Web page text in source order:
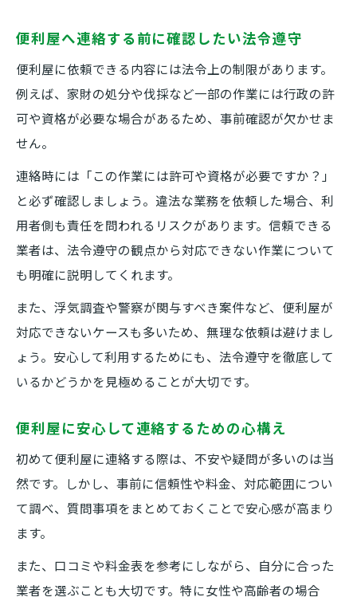
便利屋へ連絡する前に確認したい法令遵守
便利屋に依頼できる内容には法令上の制限があります。
例えば、家財の処分や伐採など一部の作業には行政の許
可や資格が必要な場合があるため、事前確認が欠かせま
せん。
連絡時には「この作業には許可や資格が必要ですか？」
と必ず確認しましょう。違法な業務を依頼した場合、利
用者側も責任を問われるリスクがあります。信頼できる
業者は、法令遵守の観点から対応できない作業について
も明確に説明してくれます。
また、浮気調査や警察が関与すべき案件など、便利屋が
対応できないケースも多いため、無理な依頼は避けまし
ょう。安心して利用するためにも、法令遵守を徹底して
いるかどうかを見極めることが大切です。
便利屋に安心して連絡するための心構え
初めて便利屋に連絡する際は、不安や疑問が多いのは当
然です。しかし、事前に信頼性や料金、対応範囲につい
て調べ、質問事項をまとめておくことで安心感が高まり
ます。
また、口コミや料金表を参考にしながら、自分に合った
業者を選ぶことも大切です。特に女性や高齢者の場合